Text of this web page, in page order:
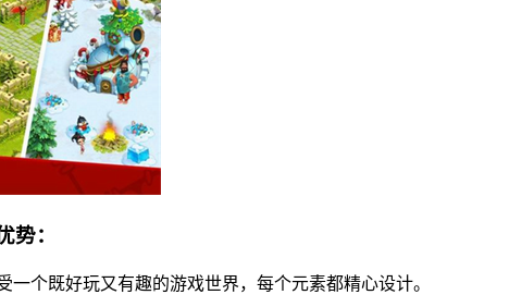
势：
一个既好玩又有趣的游戏世界，每个元素都精心设计。